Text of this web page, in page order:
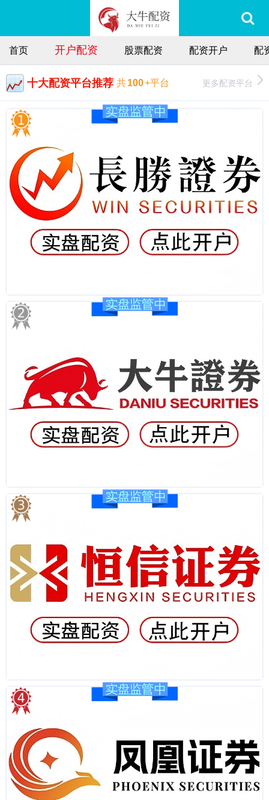
首页 开户配资 股票配资 配资开户 配
十大配资平台推荐 共100+平台 更多配资平台